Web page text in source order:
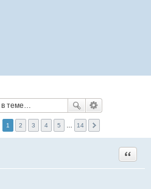
1 2 3 4 5 14
Цитата